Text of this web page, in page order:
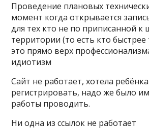
Проведение плановых
момент когда открывается
для тех кто не по приписанной к
территории (то есть кто быстрее
это прямо верх
идиотизм
Сайт не работает, хотела
регистрировать, надо же было
работы проводить.
Ни одна из ссылок не работает